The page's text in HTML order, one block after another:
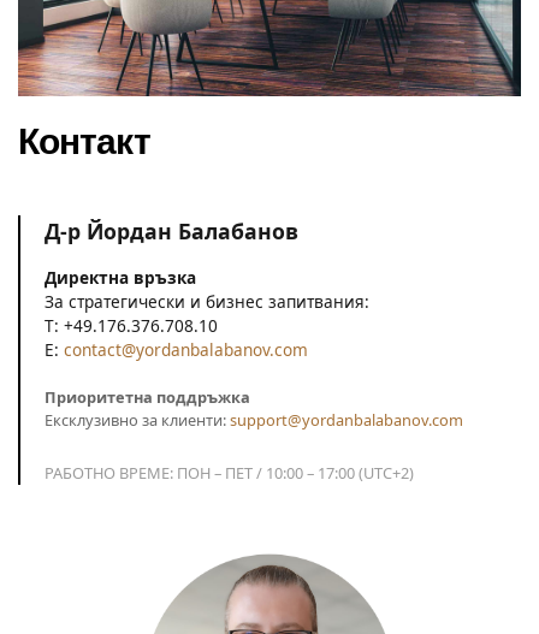
Контакт
Д-р Йордан Балабанов
Директна връзка
За стратегически и бизнес запитвания:
T: +49.176.376.708.10
E: contact@yordanbalabanov.com
Приоритетна поддръжка
Ексклузивно за клиенти:support@yordanbalabanov.com
РАБОТНО ВРЕМЕ: ПОН – ПЕТ / 10:00 – 17:00 (UTC+2)